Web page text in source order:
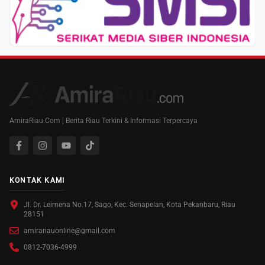
AmiraRiau.Com | Berita Riau Terkini & Informasi Terpercaya
KONTAK KAMI
Jl. Dr. Leimena No.17, Sago, Kec. Senapelan, Kota Pekanbaru, Riau
28151
amirariauonline@gmail.com
0812-7036-4999